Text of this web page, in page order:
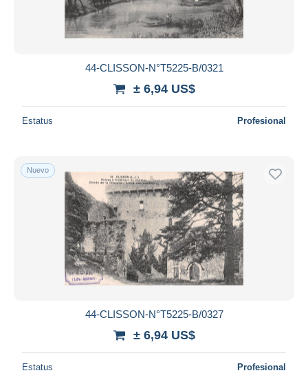
44-CLISSON-N°T5225-B/0321
± 6,94 US$
Estatus Profesional
Nuevo
44-CLISSON-N°T5225-B/0327
± 6,94 US$
Estatus Profesional